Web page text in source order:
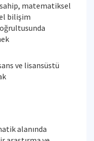
matematiksel
bilişim
ve lisansüstü
alanında